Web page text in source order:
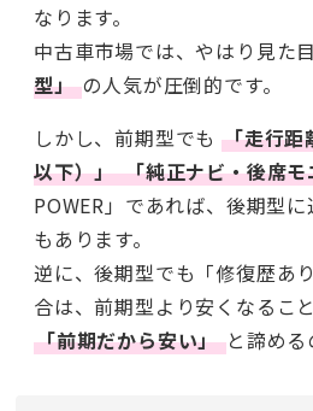
なります。
中古車市場では、やはり見た
型」の人気が圧倒的です。
しかし、前期型でも「走行
以下）」「純正ナビ・後席
POWER」であれば、後期型
もあります。
逆に、後期型でも「修復歴あ
合は、前期型より安くなること
「前期だから安い」 と諦める